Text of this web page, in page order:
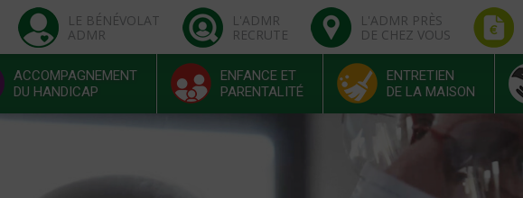
LE BÉNÉVOLAT
ADMR
L'ADMR
RECRUTE
L'ADMR PRÈS
DE CHEZ VOUS
ACCOMPAGNEMENT
DU HANDICAP
ENFANCE ET
PARENTALITÉ
ENTRETIEN
DE LA MAISON